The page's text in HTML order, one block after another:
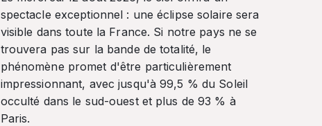
spectacle exceptionnel : une éclipse solaire sera
visible dans toute la France. Si notre pays ne se
trouvera pas sur la bande de totalité, le
phénomène promet d'être particulièrement
impressionnant, avec jusqu'à 99,5 % du Soleil
occulté dans le sud-ouest et plus de 93 % à
Paris.